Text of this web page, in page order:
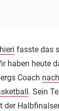
fasste das
haben heute
Coach
. Sein
der